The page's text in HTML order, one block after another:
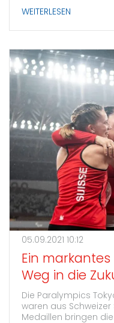
WEITERLESEN
05.09.2021 10:12
Ein
Weg in die
Die Paralympics
waren aus Schweizer
Medaillen bringen